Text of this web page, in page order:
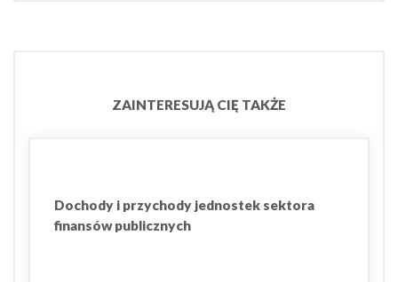
ZAINTERESUJĄ CIĘ TAKŻE
Dochody i przychody jednostek sektora
finansów publicznych